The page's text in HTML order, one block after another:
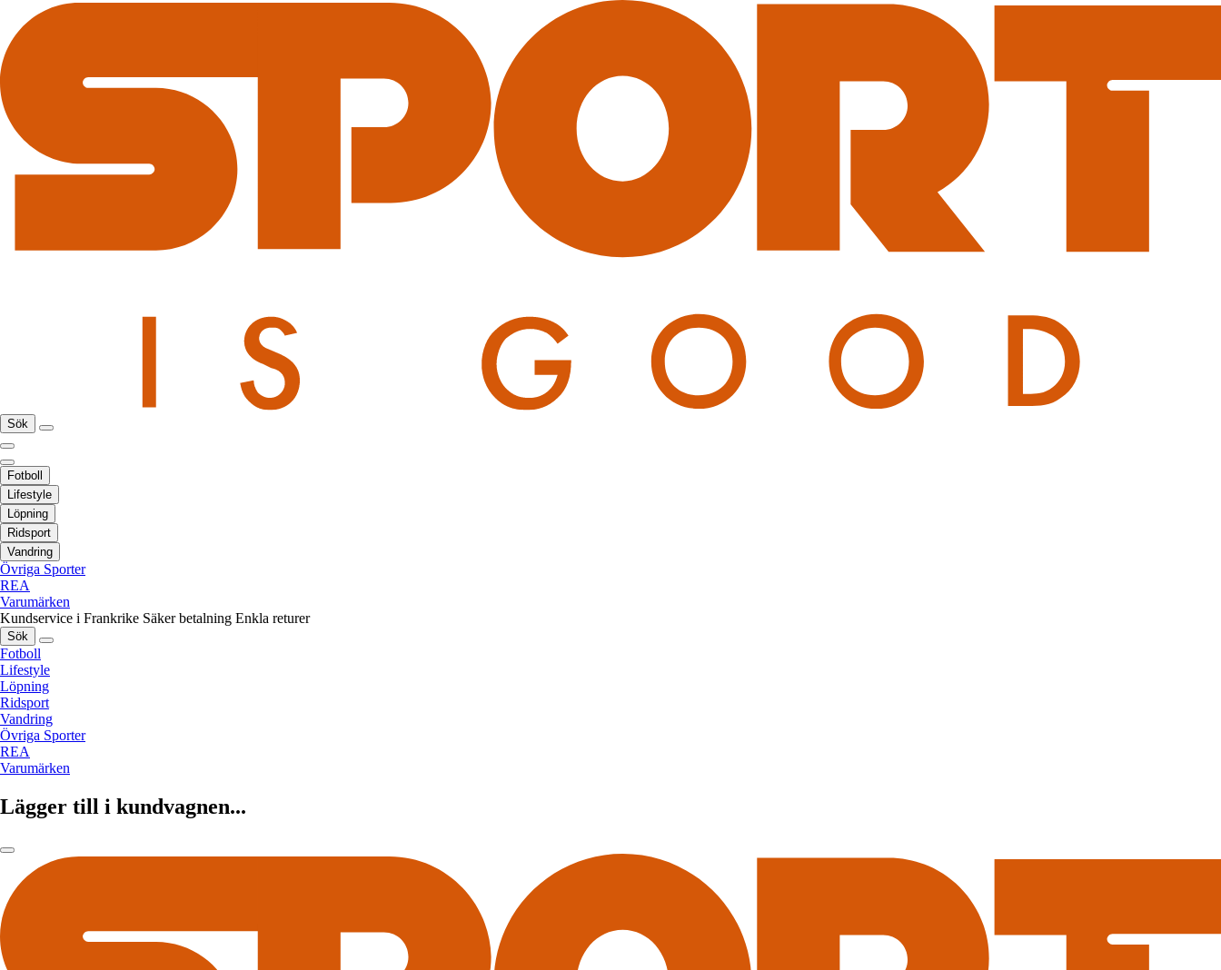
Sök
Fotboll
Lifestyle
Löpning
Ridsport
Vandring
Övriga Sporter
REA
Varumärken
Kundservice i Frankrike Säker betalning Enkla returer
Sök
Fotboll
Lifestyle
Löpning
Ridsport
Vandring
Övriga Sporter
REA
Varumärken
Lägger till i kundvagnen...